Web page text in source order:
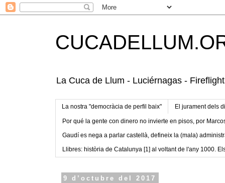
La Cuca de Llum - Luciérnagas -
La nostra "democràcia de perfil baix" El jurament dels
Por qué la gente con dinero no invierte en pisos, por
Gaudí es nega a parlar castellà, defineix la (mala)
Llibres: història de Catalunya [1] al voltant de l'any 1000.
9 d’octubre del 2017